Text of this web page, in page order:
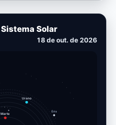
Solar
28 de out. de 2026
Marte
Urano
Eris